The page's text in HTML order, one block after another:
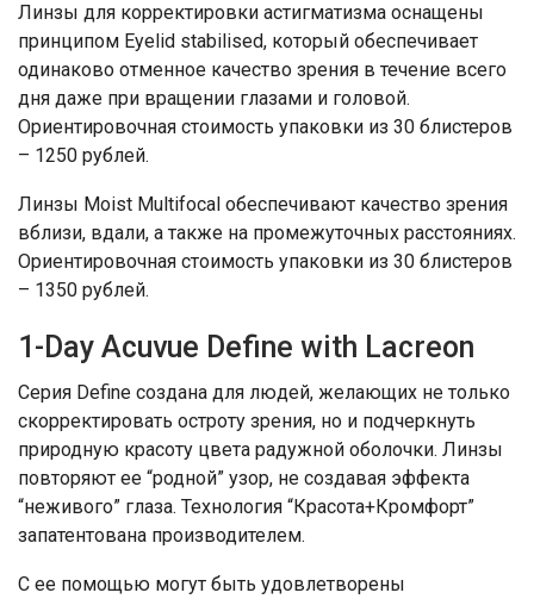
Линзы для корректировки астигматизма оснащены
принципом Eyelid stabilised, который обеспечивает
одинаково отменное качество зрения в течение всего
дня даже при вращении глазами и головой.
Ориентировочная стоимость упаковки из 30 блистеров
– 1250 рублей.
Линзы Moist Multifocal обеспечивают качество зрения
вблизи, вдали, а также на промежуточных расстояниях.
Ориентировочная стоимость упаковки из 30 блистеров
– 1350 рублей.
1-Day Acuvue Define with Lacreon
Серия Define создана для людей, желающих не только
скорректировать остроту зрения, но и подчеркнуть
природную красоту цвета радужной оболочки. Линзы
повторяют ее “родной” узор, не создавая эффекта
“неживого” глаза. Технология “Красота+Кромфорт”
запатентована производителем.
С ее помощью могут быть удовлетворены